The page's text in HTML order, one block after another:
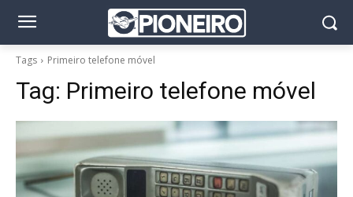
Tags Primeiro telefone móvel
Tag: Primeiro telefone móvel